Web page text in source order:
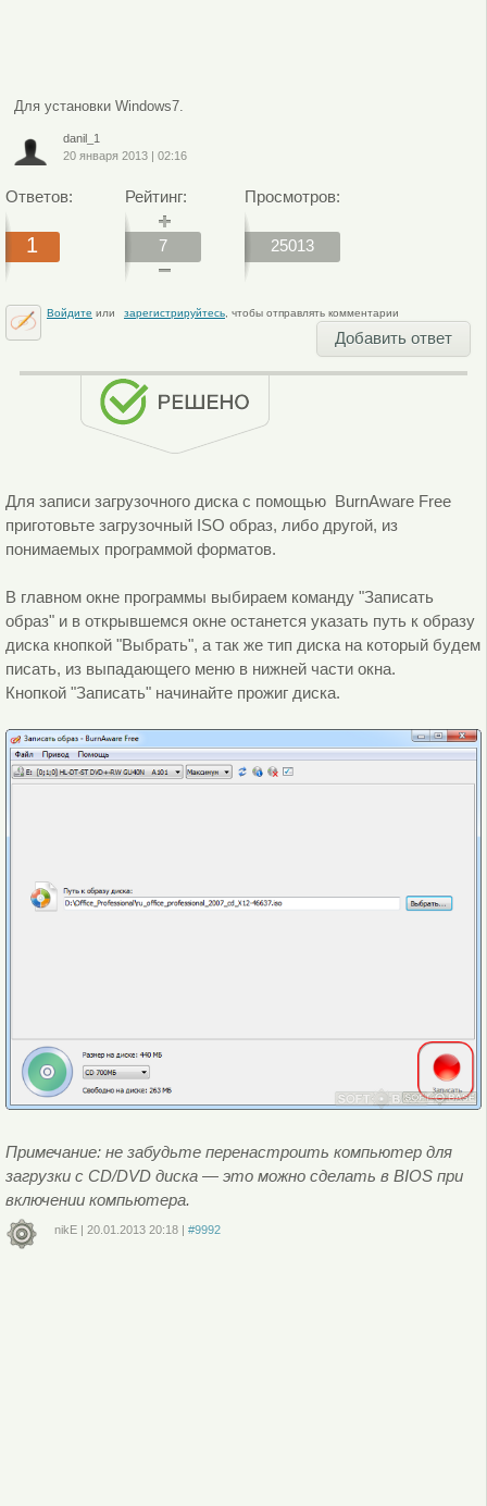
Для установки Windows7.
danil_1
20 января 2013| 02:16
Ответов:
1
Рейтинг:
7
Просмотров:
25013
Войдите или зарегистрируйтесь, чтобы отправлять комментарии
Добавить ответ
Для записи загрузочного диска с помощью BurnAware Free
приготовьте загрузочный ISO образ, либо другой, из
понимаемых программой форматов.
В главном окне программы выбираем команду "Записать
образ" и в открывшемся окне останется указать путь к образу
диска кнопкой "Выбрать", а так же тип диска на который будем
писать, из выпадающего меню в нижней части окна.
Кнопкой "Записать" начинайте прожиг диска.
Примечание: не забудьте перенастроить компьютер для
загрузки с CD/DVD диска — это можно сделать в BIOS при
включении компьютера.
nikE| 20.01.2013 20:18| #9992